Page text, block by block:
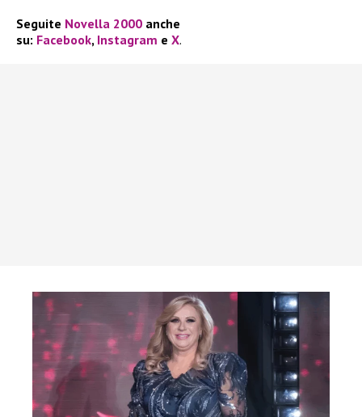
Seguite Novella 2000 anche
su: Facebook, Instagram e X.